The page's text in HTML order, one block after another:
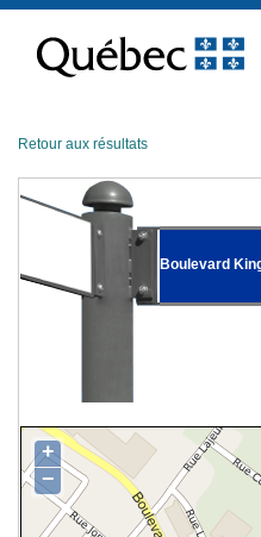
contenu
Retour aux résultats
Boulevard
+
−